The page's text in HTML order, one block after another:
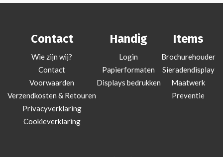
Contact
Wie zijn wij?
Contact
Voorwaarden
Verzendkosten & Retouren
Privacyverklaring
Cookieverklaring
Handig
Login
Papierformaten
Displays bedrukken
Items
Brochurehouder
Sieradendisplay
Maatwerk
Preventie